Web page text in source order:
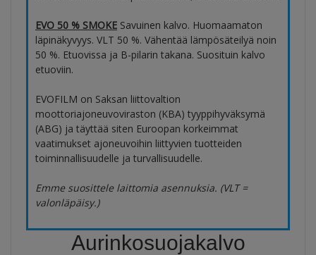
EVO 50 % SMOKE Savuinen kalvo. Huomaamaton
läpinäkyvyys. VLT 50 %. Vähentää lämpösäteilyä noin
50 %. Etuovissa ja B-pilarin takana. Suosituin kalvo
etuoviin.
EVOFILM on Saksan liittovaltion
moottoriajoneuvoviraston (KBA) tyyppihyväksymä
(ABG) ja täyttää siten Euroopan korkeimmat
vaatimukset ajoneuvoihin liittyvien tuotteiden
toiminnallisuudelle ja turvallisuudelle.
Emme suosittele laittomia asennuksia. (VLT =
valonläpäisy.)
Aurinkosuojakalvo